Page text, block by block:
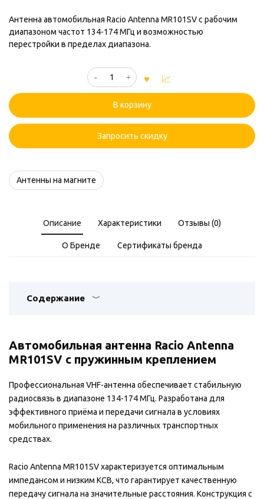
Антенна автомобильная Racio Antenna MR101SV с рабочим
диапазоном частот 134-174 МГц и возможностью
перестройки в пределах диапазона.
Количество
товара
Antenna
MR101SV
В корзину
Запросить скидку
Антенны на магните
Описание Характеристики Отзывы (0)
О Бренде Сертификаты бренда
Содержание
Автомобильная антенна Racio Antenna
MR101SV с пружинным креплением
Профессиональная VHF-антенна обеспечивает стабильную
радиосвязь в диапазоне 134-174 МГц. Разработана для
эффективного приёма и передачи сигнала в условиях
мобильного применения на различных транспортных
средствах.
Racio Antenna MR101SV характеризуется оптимальным
импедансом и низким КСВ, что гарантирует качественную
передачу сигнала на значительные расстояния. Конструкция с